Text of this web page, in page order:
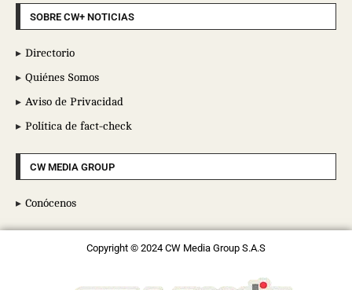
SOBRE CW+ NOTICIAS
Directorio
Quiénes Somos
Aviso de Privacidad
Política de fact-check
CW MEDIA GROUP
Conócenos
Copyright © 2024 CW Media Group S.A.S